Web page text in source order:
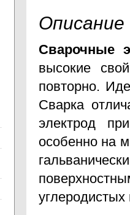
Описание
Сварочные
высокие
повторно.
Сварка
электрод
особенно на